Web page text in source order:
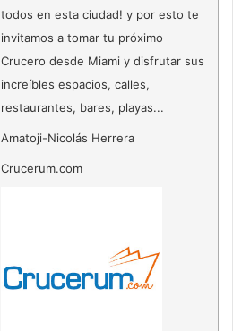
todos en esta ciudad! y por esto te
invitamos a tomar tu próximo
Crucero desde Miami y disfrutar sus
increíbles espacios, calles,
restaurantes, bares, playas...
Amatoji-Nicolás Herrera
Crucerum.com